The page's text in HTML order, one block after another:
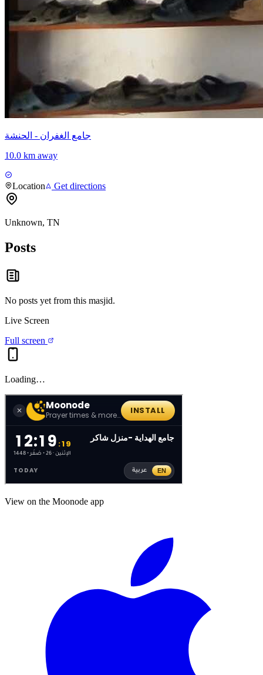
جامع الغفران - الحنشة
10.0 km away
Location Get directions
Unknown, TN
Posts
No posts yet from this masjid.
Live Screen
Full screen
Loading…
View on the Moonode app